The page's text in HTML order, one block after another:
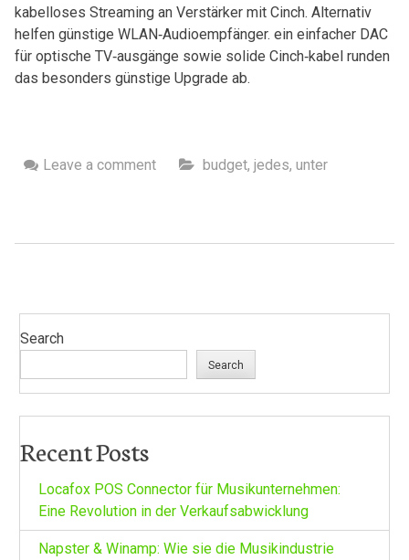
kabelloses Streaming⁤ an Verstärker ‍mit Cinch.⁢ Alternativ
helfen⁣ günstige WLAN‑Audioempfänger. ein einfacher ⁢DAC
für optische TV‑ausgänge⁣ sowie solide Cinch‑kabel runden⁢
das besonders günstige Upgrade ab.
Leave a comment budget, jedes, unter
Search
Search
Recent Posts
Locafox POS Connector für Musikunternehmen:
Eine Revolution in der Verkaufsabwicklung
Napster & Winamp: Wie sie die Musikindustrie